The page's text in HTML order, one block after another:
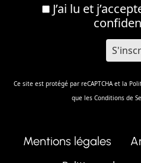
J’ai lu et
Ce site est protégé par reCAPTCHA et la
que les Conditions de
Mentions légales